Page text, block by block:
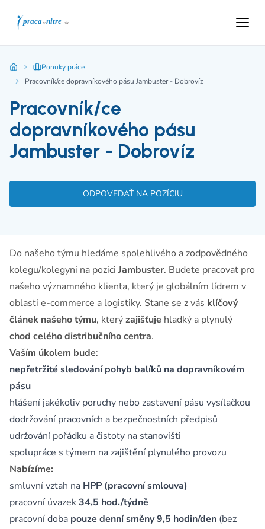
Ponuky práce
Pracovník/ce dopravníkového pásu Jambuster - Dobrovíz
Pracovník/ce
dopravníkového pásu
Jambuster - Dobrovíz
ODPOVEDAŤ NA POZÍCIU
Do našeho týmu hledáme spolehlivého a zodpovědného
kolegu/kolegyni na pozici Jambuster. Budete pracovat pro
našeho významného klienta, který je globálním lídrem v
oblasti e-commerce a logistiky. Stane se z vás klíčový
článek našeho týmu, kterýzajišťuje hladký a plynulý
chod celého distribučního centra.
Vaším úkolem bude:
nepřetržité sledování pohyb balíků na dopravníkovém
pásu
hlášení jakékoliv poruchy nebo zastavení pásu vysílačkou
dodržování pracovních a bezpečnostních předpisů
udržování pořádku a čistoty na stanovišti
spolupráce s týmem na zajištění plynulého provozu
Nabízíme:
smluvní vztah na HPP (pracovní smlouva)
pracovní úvazek34,5 hod./týdně
pracovní doba pouze denní směny 9,5 hodin/den (bez